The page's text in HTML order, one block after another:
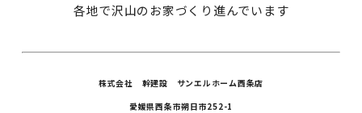
各地で沢山のお家づくり進んでいます
株式会社 幹建設 サンエルホーム西条店
愛媛県西条市朔日市252-1